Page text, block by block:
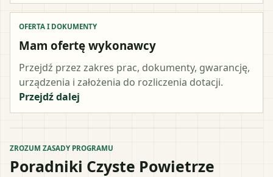
OFERTA I DOKUMENTY
Mam ofertę wykonawcy
Przejdź przez zakres prac, dokumenty, gwarancję,
urządzenia i założenia do rozliczenia dotacji.
Przejdź dalej
ZROZUM ZASADY PROGRAMU
Poradniki Czyste Powietrze